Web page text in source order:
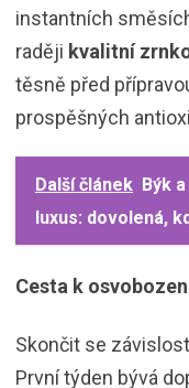
instantních
raději kvalitní
těsně před
prospěšných
Další článek Býk
luxus: dovolená,
Cesta k
Skončit se
První týden bývá